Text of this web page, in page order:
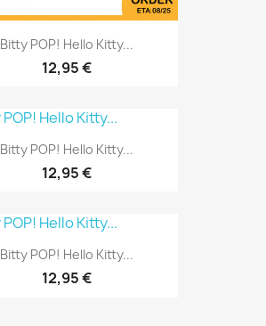
Bitty POP! Hello Kitty...
12,95 €
Bitty POP! Hello Kitty...
12,95 €
Bitty POP! Hello Kitty...
12,95 €
Vorbestellen